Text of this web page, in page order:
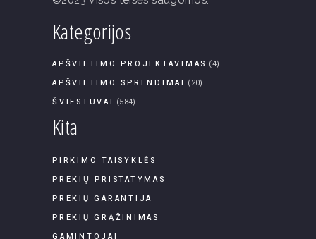
Kategorijos
APŠVIETIMO PROJEKTAVIMAS (4)
APŠVIETIMO SPRENDIMAI (20)
ŠVIESTUVAI (584)
Kita
PIRKIMO TAISYKLĖS
PREKIŲ PRISTATYMAS
PREKIŲ GARANTIJA
PREKIŲ GRĄŽINIMAS
GAMINTOJAI